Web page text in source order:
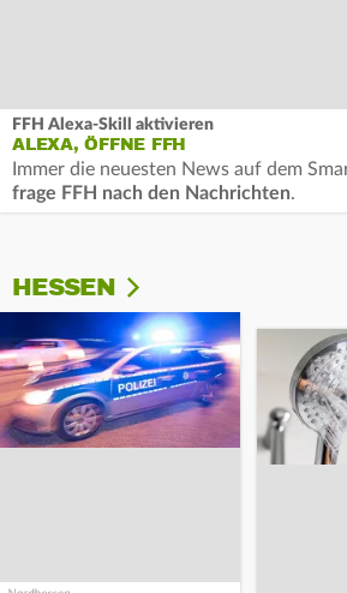
FFH Alexa-Skill aktivieren
ALEXA, ÖFFNE FFH
Immer die neuesten News auf dem
frage FFH nach den Nachrichten.
HESSEN